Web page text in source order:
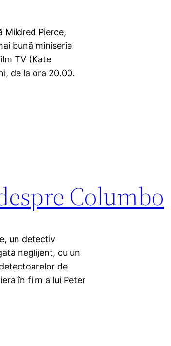
Mildred Pierce,
bună miniserie
TV (Kate
de la ora 20.00.
Columbo
un detectiv
neglijent, cu un
de
în film a lui Peter